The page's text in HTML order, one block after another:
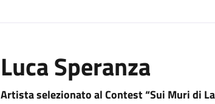
Luca Speranza
Artista selezionato al Contest “Sui Muri di